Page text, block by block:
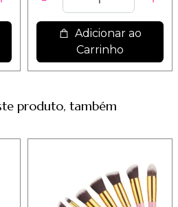
Adicionar ao
Carrinho
produto, também